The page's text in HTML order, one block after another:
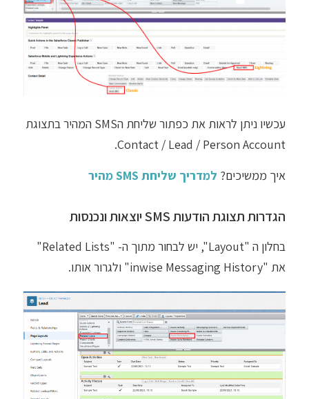
עכשיו ניתן לראות את כפתור שליחת הSMS המהיר בתצוגת
Contact / Lead / Person Account.
איך ממשיכים? למדריך שליחת SMS מהיר
הגדרות תצוגת הודעות SMS יוצאות ונכנסות
בחלון ה "Layout", יש לבחור מתוך ה- "Related Lists"
את "inwise Messaging History" ולגרור אותו.